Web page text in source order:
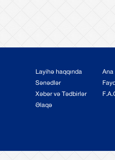
Layihə haqqında
Sənədlər
Xəbər və Tədbirlər
Əlaqə
Ana